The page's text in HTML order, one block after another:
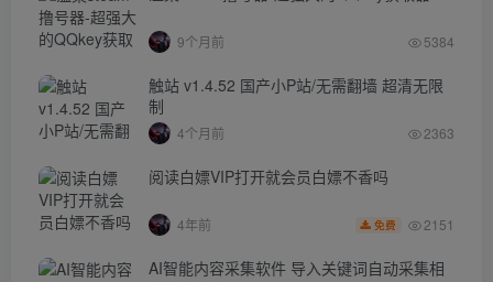
9个月前 5384
触站 v1.4.52 国产小P站/无需翻墙 超清无限
制
4个月前 2363
阅读白嫖VIP打开就会员白嫖不香吗
4年前 免费 2151
AI智能内容采集软件 导入关键词自动采集相